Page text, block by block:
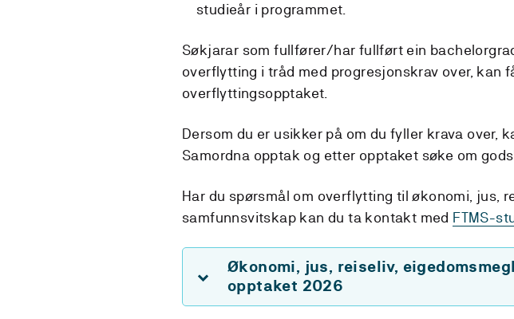
studieår i programmet.
Søkjarar som fullfører/har fullført ein
overflytting i tråd med progresjonskrav over, kan
overflyttingsopptaket.
Dersom du er usikker på om du fyller krava over,
Samordna opptak og etter opptaket søke om
Har du spørsmål om overflytting til økonomi, jus,
samfunnsvitskap kan du ta kontakt med FTMS-
Økonomi, jus, reiseliv,
opptaket 2026